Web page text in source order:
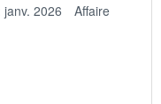
2026
Affaire